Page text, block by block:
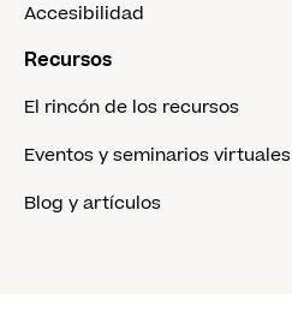
Accesibilidad
Recursos
El rincón de los recursos
Eventos y seminarios virtuales
Blog y artículos